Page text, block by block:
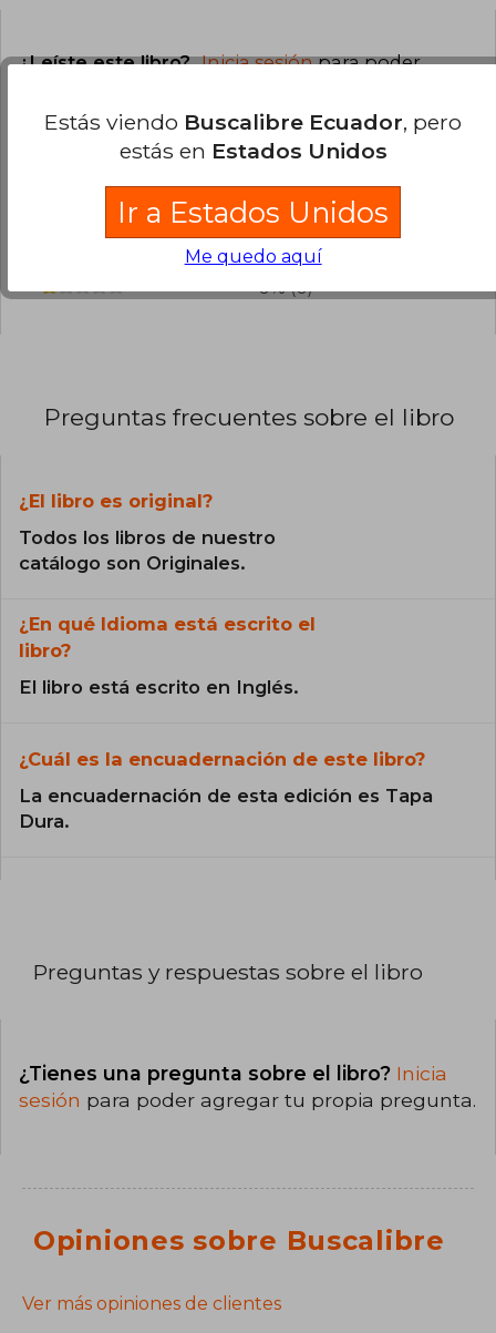
¿Leíste este libro? Inicia sesiónpara poder
0% (0)
0% (0)
0% (0)
0% (0)
0% (0)
Preguntas frecuentes sobre el libro
¿El libro es original?
Todos los libros de nuestro
catálogo son Originales.
¿En qué Idioma está escrito el
libro?
El libro está escrito en Inglés.
¿Cuál es la encuadernación de este libro?
La encuadernación de esta edición es Tapa
Dura.
Preguntas y respuestas sobre el libro
¿Tienes una pregunta sobre el libro? Inicia
sesión para poder agregar tu propia pregunta.
Opiniones sobre Buscalibre
Ver más opiniones de clientes
Estás viendo Buscalibre Ecuador, pero
estás en Estados Unidos
Ir a Estados Unidos
Me quedo aquí